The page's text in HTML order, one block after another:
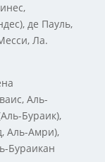
де Пауль,
Ла.
Аль-
Бураик),
Аль-Амри),
Бураикан